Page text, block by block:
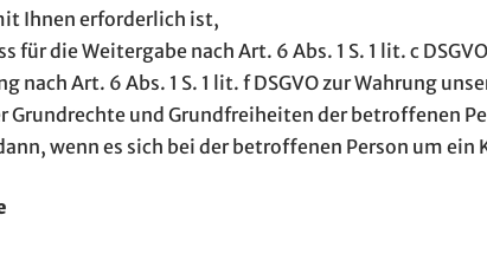
Ihnen erforderlich ist,
für die Weitergabe nach Art. 6 Abs. 1 S. 1 lit. c
nach Art. 6 Abs. 1 S. 1 lit. f DSGVO zur Wahrung
Grundrechte und Grundfreiheiten der betroffenen
wenn es sich bei der betroffenen Person um ein